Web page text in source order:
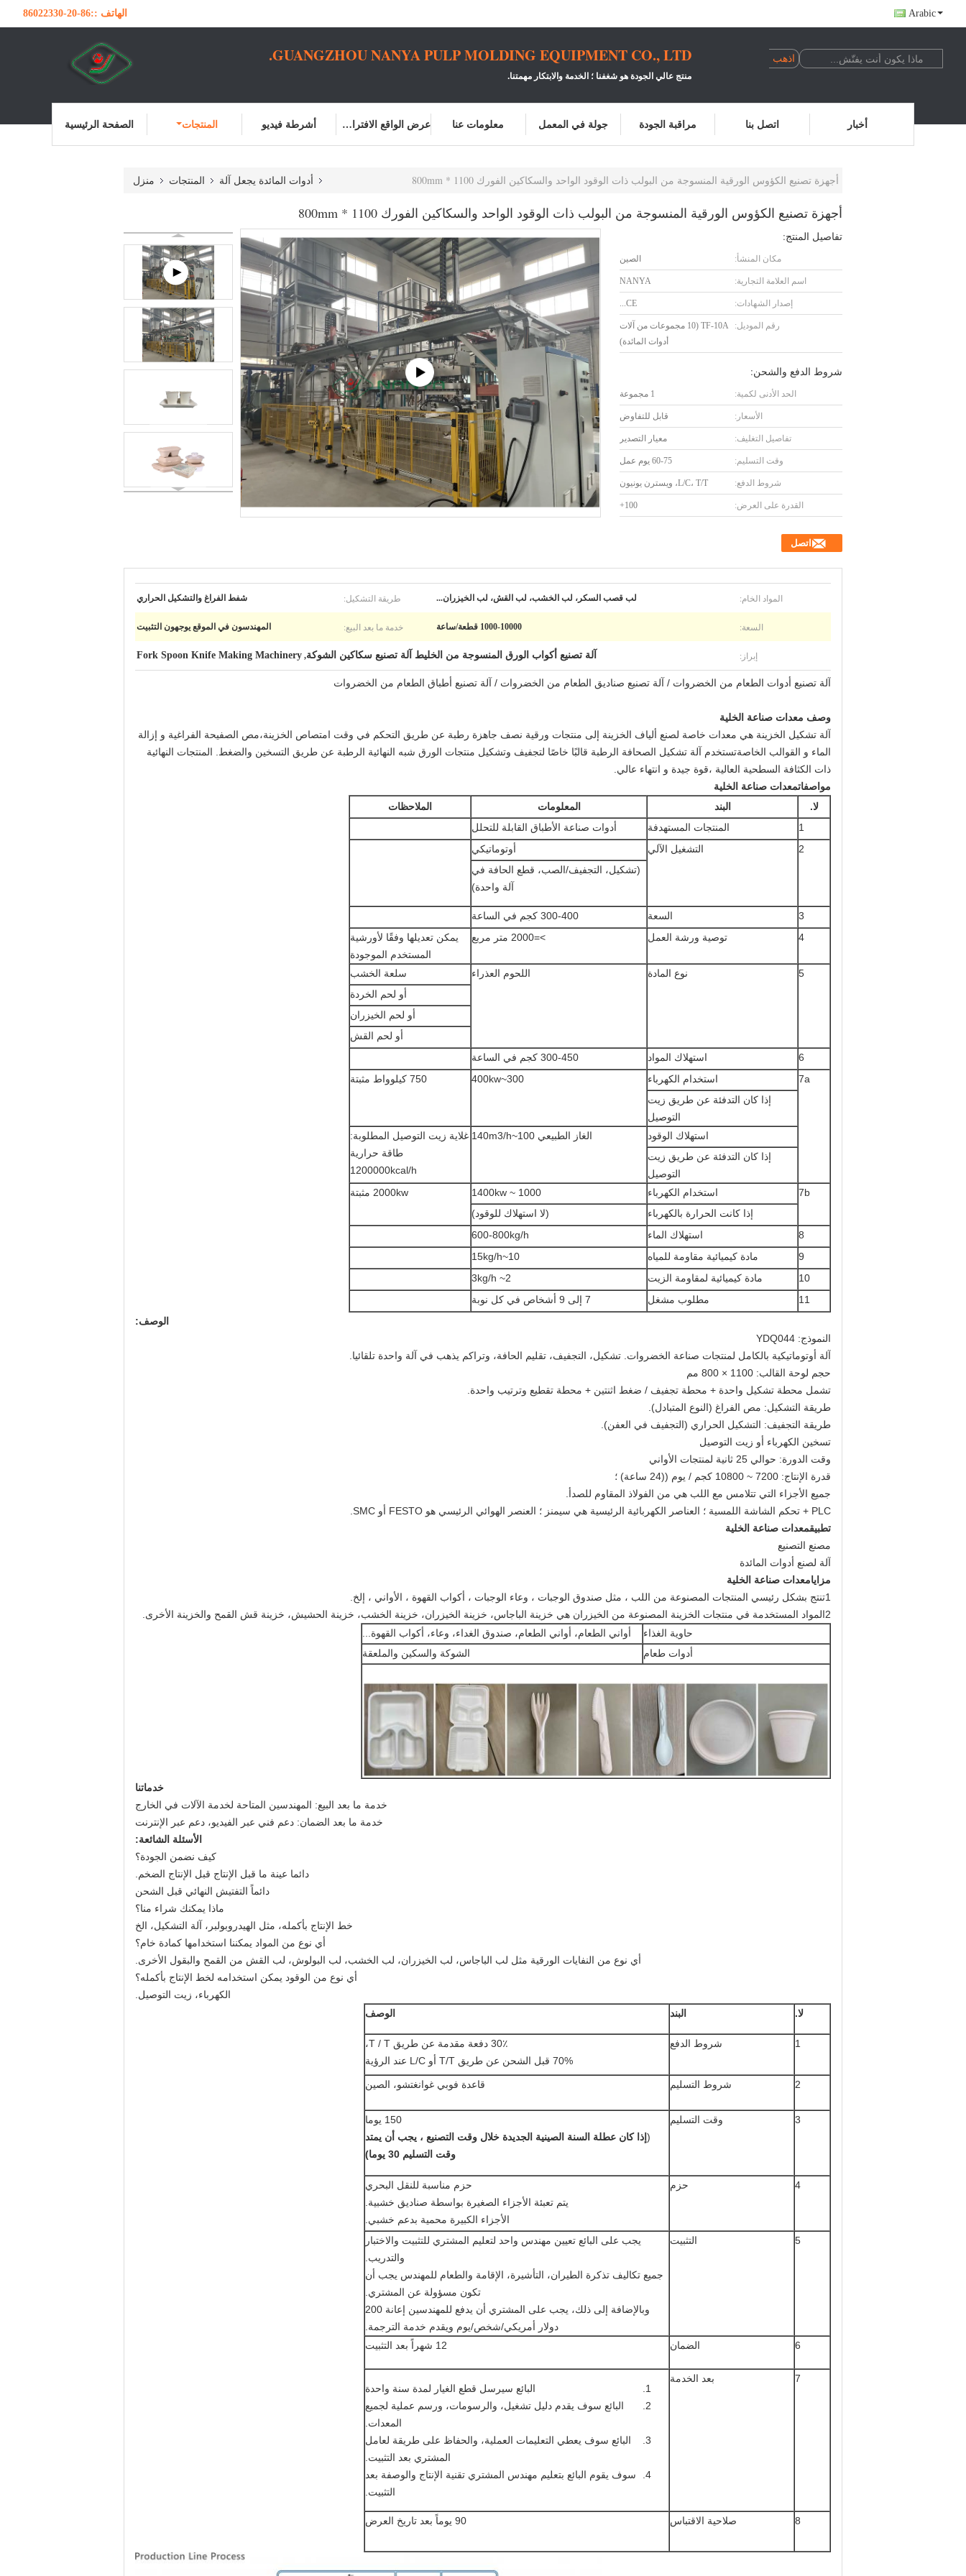
الهاتف ::86-20-86022330 Arabic
GUANGZHOU NANYA PULP MOLDING EQUIPMENT CO., LTD.
منتج عالي الجودة هو شغفنا ؛ الخدمة والابتكار مهمتنا.
الصفحة الرئيسية المنتجات أشرطة فيديو عرض الواقع الافتراضي معلومات عنا جولة في المعمل مراقبة الجودة اتصل بنا أخبار
منزل المنتجات أدوات المائدة يجعل آلة أجهزة تصنيع الكؤوس الورقية المنسوجة من البولب ذات الوقود الواحد والسكاكين الفورك 1100 * 800mm
أجهزة تصنيع الكؤوس الورقية المنسوجة من البولب ذات الوقود الواحد والسكاكين الفورك 1100 * 800mm
تفاصيل المنتج:
مكان المنشأ: الصين
اسم العلامة التجارية: NANYA
إصدار الشهادات: CE...
رقم الموديل:
TF-10A (10 مجموعات من آلات
أدوات المائدة)
شروط الدفع والشحن:
الحد الأدنى لكمية: 1 مجموعة
الأسعار: قابل للتفاوض
تفاصيل التغليف: معيار التصدير
وقت التسليم: 60-75 يوم عمل
شروط الدفع: L/C، T/T، ويسترن يونيون
القدرة على العرض: 100+
اتصل
المواد الخام: لب قصب السكر، لب الخشب، لب القش، لب الخيزران... طريقة التشكيل: شفط الفراغ والتشكيل الحراري
السعة: 1000-10000 قطعة/ساعة خدمة ما بعد البيع: المهندسون في الموقع يوجهون التثبيت
إبراز: آلة تصنيع أكواب الورق المنسوجة من الخليط آلة تصنيع سكاكين الشوكة,
Fork Spoon Knife Making Machinery
آلة تصنيع أدوات الطعام من الخضروات / آلة تصنيع صناديق الطعام من الخضروات / آلة تصنيع أطباق الطعام من الخضروات
وصف معدات صناعة الخلية
آلة تشكيل الخزينة هي معدات خاصة لصنع ألياف الخزينة إلى منتجات ورقية نصف جاهزة رطبة عن طريق التحكم في وقت امتصاص الخزينة،مص الصفيحة الفراغية و إزالة
الماء و القوالب الخاصةتستخدم آلة تشكيل الصحافة الرطبة قالبًا خاصًا لتجفيف وتشكيل منتجات الورق شبه النهائية الرطبة عن طريق التسخين والضغط. المنتجات النهائية
ذات الكثافة السطحية العالية ،قوة جيدة و انتهاء عالي.
مواصفاتمعدات صناعة الخلية
لا.
البند المعلومات
الملاحظات
1
المنتجات المستهدفة
أدوات صناعة الأطباق القابلة للتحلل
2
التشغيل الآلي
أوتوماتيكي
(تشكيل، التجفيف/الصب، قطع الحافة في
آلة واحدة)
3 السعة
300-400 كجم في الساعة
4
توصية ورشة العمل >=2000 متر مربع
يمكن تعديلها وفقًا لأورشية
المستخدم الموجودة
5
نوع المادة اللحوم العذراء
سلعة الخشب
أو لحم الخردة
أو لحم الخيزران
أو لحم القش
6
استهلاك المواد
300-450 كجم في الساعة
7a
استخدام الكهرباء 300~400kw
750 كيلوواط مثبتة
إذا كان التدفئة عن طريق زيت
التوصيل
استهلاك الوقود
الغاز الطبيعي 100~140m3/h
غلاية زيت التوصيل المطلوبة:
طاقة حرارية
1200000kcal/h
إذا كان التدفئة عن طريق زيت
التوصيل
7b
استخدام الكهرباء 1000 ~ 1400kw
2000kw مثبتة
إذا كانت الحرارة بالكهرباء
(لا استهلاك للوقود)
8
استهلاك الماء
600-800kg/h
9
مادة كيميائية مقاومة للمياه
10~15kg/h
10
مادة كيميائية لمقاومة الزيت
2~ 3kg/h
11
مطلوب مشغل
7 إلى 9 أشخاص في كل نوبة
الوصف:
النموذج: YDQ044
آلة أوتوماتيكية بالكامل لمنتجات صناعة الخضروات. تشكيل، التجفيف، تقليم الحافة، وتراكم يذهب في آلة واحدة تلقائيا.
حجم لوحة القالب: 1100 × 800 مم
تشمل محطة تشكيل واحدة + محطة تجفيف / ضغط اثنتين + محطة تقطيع وترتيب واحدة.
طريقة التشكيل: مص الفراغ (النوع المتبادل).
طريقة التجفيف: التشكيل الحراري (التجفيف في العفن).
تسخين الكهرباء أو زيت التوصيل
وقت الدورة: حوالي 25 ثانية لمنتجات الأواني
قدرة الإنتاج: 7200 ~ 10800 كجم / يوم ((24 ساعة) ؛
جميع الأجزاء التي تتلامس مع اللب هي من الفولاذ المقاوم للصدأ.
PLC + تحكم الشاشة اللمسية ؛ العناصر الكهربائية الرئيسية هي سيمنز ؛ العنصر الهوائي الرئيسي هو FESTO أو SMC.
تطبيقمعدات صناعة الخلية
مصنع التصنيع
آلة لصنع أدوات المائدة
مزايامعدات صناعة الخلية
1تنتج بشكل رئيسي المنتجات المصنوعة من اللب ، مثل صندوق الوجبات ، وعاء الوجبات ، أكواب القهوة ، الأواني ، إلخ.
2المواد المستخدمة في منتجات الخزينة المصنوعة من الخيزران هي خزينة الباجاس، خزينة الخيزران، خزينة الخشب، خزينة الحشيش، خزينة قش القمح والخزينة الأخرى.
حاوية الغذاء
أواني الطعام، أواني الطعام، صندوق الغداء، وعاء، أكواب القهوة...
أدوات طعام
الشوكة والسكين والملعقة
خدماتنا
خدمة ما بعد البيع: المهندسين المتاحة لخدمة الآلات في الخارج
خدمة ما بعد الضمان: دعم فني عبر الفيديو، دعم عبر الإنترنت
الأسئلة الشائعة:
كيف نضمن الجودة؟
دائما عينة ما قبل الإنتاج قبل الإنتاج الضخم.
دائماً التفتيش النهائي قبل الشحن
ماذا يمكنك شراء منا؟
خط الإنتاج بأكمله، مثل الهيدروبولبر، آلة التشكيل، الخ
أي نوع من المواد يمكننا استخدامها كمادة خام؟
أي نوع من النفايات الورقية مثل لب الباجاس، لب الخيزران، لب الخشب، لب البولوش، لب القش من القمح والبقول الأخرى.
أي نوع من الوقود يمكن استخدامه لخط الإنتاج بأكمله؟
الكهرباء، زيت التوصيل.
لا.
البند الوصف
1 شروط الدفع
30٪ دفعة مقدمة عن طريق T / T،
70% قبل الشحن عن طريق T/T أو L/C عند الرؤية
2 شروط التسليم قاعدة فوبي غوانغتشو، الصين
3 وقت التسليم
150 يوما
( إذا كان عطلة السنة الصينية الجديدة خلال وقت التصنيع ، يجب أن يمتد
وقت التسليم 30 يوما)
4 حزم
حزم مناسبة للنقل البحري
يتم تعبئة الأجزاء الصغيرة بواسطة صناديق خشبية.
الأجزاء الكبيرة محمية بدعم خشبي.
5
التثبيت
يجب على البائع تعيين مهندس واحد لتعليم المشتري للتثبيت والاختبار
والتدريب.
جميع تكاليف تذكرة الطيران، التأشيرة، الإقامة والطعام للمهندس يجب أن
تكون مسؤولة عن المشتري.
وبالإضافة إلى ذلك، يجب على المشتري أن يدفع للمهندسين إعانة 200
دولار أمريكي/شخص/يوم ويقدم خدمة الترجمة.
6
الضمان 12 شهراً بعد التثبيت
7
بعد الخدمة
البائع سيرسل قطع الغيار لمدة سنة واحدة
البائع سوف يقدم دليل تشغيل، والرسومات، ورسم عملية لجميع
المعدات.
البائع سوف يعطي التعليمات العملية، والحفاظ على طريقة لعامل
المشتري بعد التثبيت.
سوف يقوم البائع بتعليم مهندس المشتري تقنية الإنتاج والوصفة بعد
التثبيت.
8 صلاحية الاقتباس 90 يوماً بعد تاريخ العرض